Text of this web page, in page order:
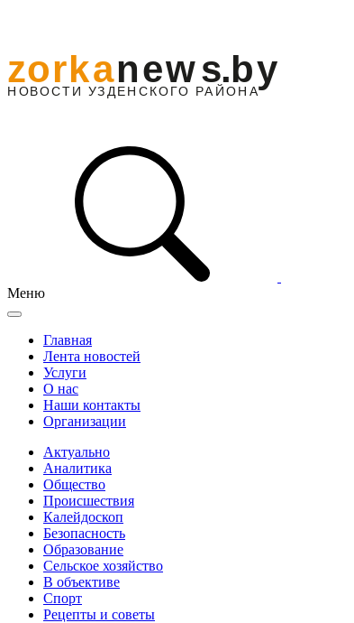
Меню
Главная
Лента новостей
Услуги
О нас
Наши контакты
Организации
Актуально
Аналитика
Общество
Происшествия
Калейдоскоп
Безопасность
Образование
Сельское хозяйство
В объективе
Спорт
Рецепты и советы